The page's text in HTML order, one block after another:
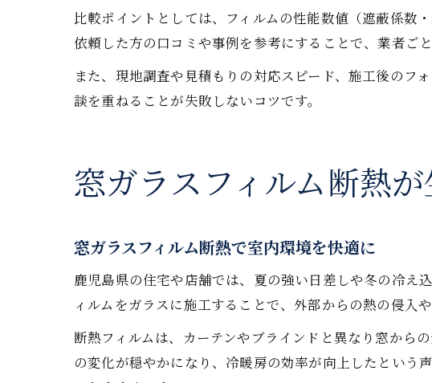
比較ポイントとしては、フィルムの性能数値（遮蔽係数
依頼した方の口コミや事例を参考にすることで、業者ご
また、現地調査や見積もりの対応スピード、施工後のフ
談を重ねることが失敗しないコツです。
窓ガラスフィルム断熱
窓ガラスフィルム断熱で室内環境を快適に
鹿児島県の住宅や店舗では、夏の強い日差しや冬の冷え
ィルムをガラスに施工することで、外部からの熱の侵入
断熱フィルムは、カーテンやブラインドと異なり窓から
の変化が穏やかになり、冷暖房の効率が向上したという